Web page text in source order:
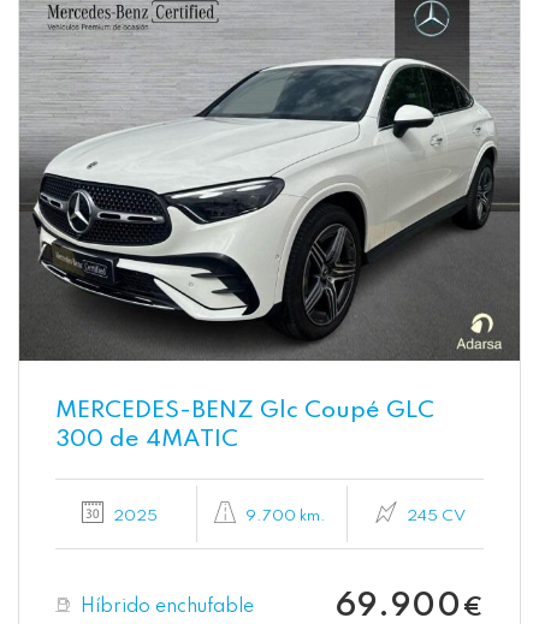
MERCEDES-BENZ Glc Coupé GLC
300 de 4MATIC
2025 9.700 km. 245 CV
Híbrido enchufable 69.900 €